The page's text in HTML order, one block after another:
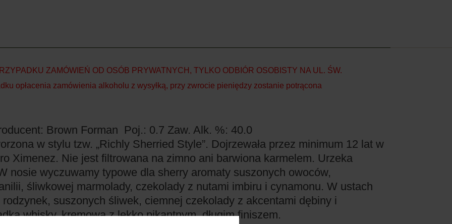
ZAMÓWIEŃ OD OSÓB PRYWATNYCH, TYLKO ODBIÓR OSOBISTY NA UL. ŚW.
opłacenia zamówienia alkoholu z wysyłką, przy zwrocie pieniędzy zostanie potrącona
Brown Forman Poj.: 0.7 Zaw. Alk. %: 40.0
w stylu tzw. „Richly Sherried Style”. Dojrzewała przez minimum 12 lat w
Ximenez. Nie jest filtrowana na zimno ani barwiona karmelem. Urzeka
nosie wyczuwamy typowe dla sherry aromaty suszonych owoców,
śliwkowej marmolady, czekolady z nutami imbiru i cynamonu. W ustach
suszonych śliwek, ciemnej czekolady z akcentami dębiny i
whisky, kremowa z lekko pikantnym, długim finiszem.